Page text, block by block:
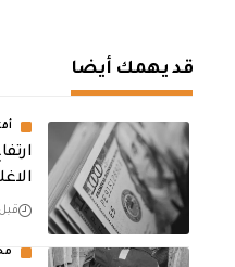
قد يهمك أيضا
قبل 41 دقيقة